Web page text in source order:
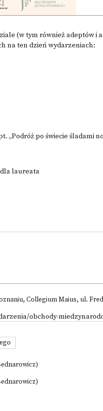
(w tym również adeptów i
na ten dzień wydarzeniach:
„Podróż po świecie śladami
dla laureata
Collegium Maius, ul.
obchody-